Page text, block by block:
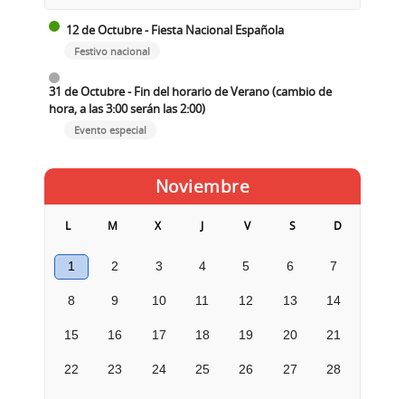
12 de Octubre - Fiesta Nacional Española
Festivo nacional
31 de Octubre - Fin del horario de Verano (cambio de
hora, a las 3:00 serán las 2:00)
Evento especial
Noviembre
L M X J V S D
1 2 3 4 5 6 7
8 9 10 11 12 13 14
15 16 17 18 19 20 21
22 23 24 25 26 27 28